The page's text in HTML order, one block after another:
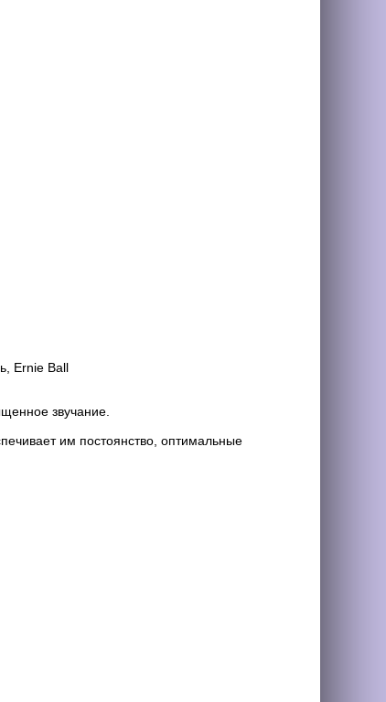
Ernie Ball
звучание.
им постоянство, оптимальные